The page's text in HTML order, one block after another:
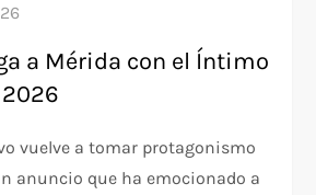
a Mérida con el Íntimo
2026
vuelve a tomar protagonismo
anuncio que ha emocionado a